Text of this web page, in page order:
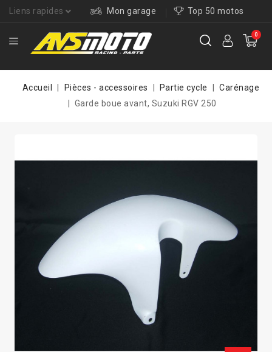
Liens rapides Mon garage Top 50 motos
0
Accueil Pièces - accessoires Partie cycle
Carénage
Garde boue avant, Suzuki RGV 250